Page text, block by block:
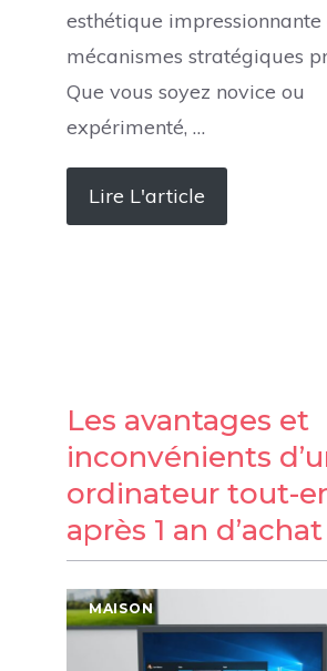
esthétique impressionnante
mécanismes stratégiques
Que vous soyez novice ou
expérimenté, …
Lire L'article
Les avantages et
inconvénients
ordinateur tout-
après 1 an d’achat
MAISON